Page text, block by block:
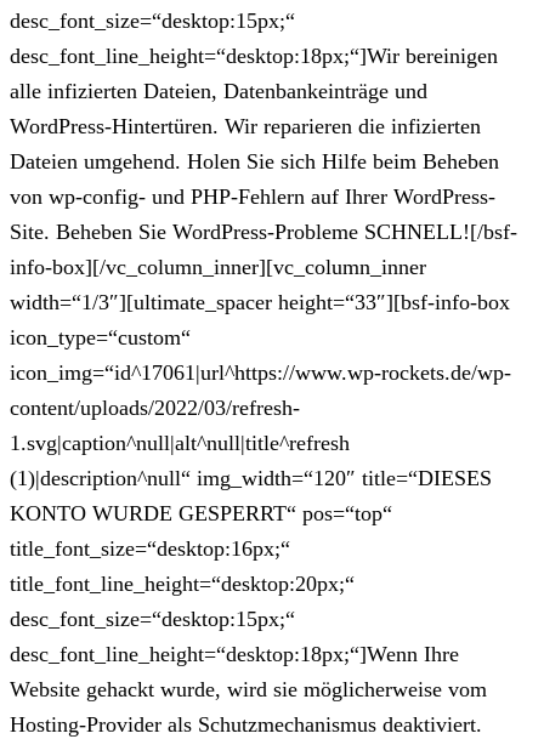
desc_font_size=“desktop:15px;“
desc_font_line_height=“desktop:18px;“]Wir bereinigen
alle infizierten Dateien, Datenbankeinträge und
WordPress-Hintertüren. Wir reparieren die infizierten
Dateien umgehend. Holen Sie sich Hilfe beim Beheben
von wp-config- und PHP-Fehlern auf Ihrer WordPress-
Site. Beheben Sie WordPress-Probleme SCHNELL![/bsf-
info-box][/vc_column_inner][vc_column_inner
width=“1/3″][ultimate_spacer height=“33″][bsf-info-box
icon_type=“custom“
icon_img=“id^17061|url^https://www.wp-rockets.de/wp-
content/uploads/2022/03/refresh-
1.svg|caption^null|alt^null|title^refresh
(1)|description^null“ img_width=“120″ title=“DIESES
KONTO WURDE GESPERRT“ pos=“top“
title_font_size=“desktop:16px;“
title_font_line_height=“desktop:20px;“
desc_font_size=“desktop:15px;“
desc_font_line_height=“desktop:18px;“]Wenn Ihre
Website gehackt wurde, wird sie möglicherweise vom
Hosting-Provider als Schutzmechanismus deaktiviert.